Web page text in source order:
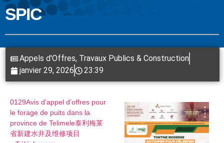
SPIC
Appels d'Offres, Travaux Publics & Construction
janvier 29, 2026
23:39
0129Avis d’appel d’offres pour
le forage de puits dans la
province de Telimele泰利梅莱
省新建水井及维修项目